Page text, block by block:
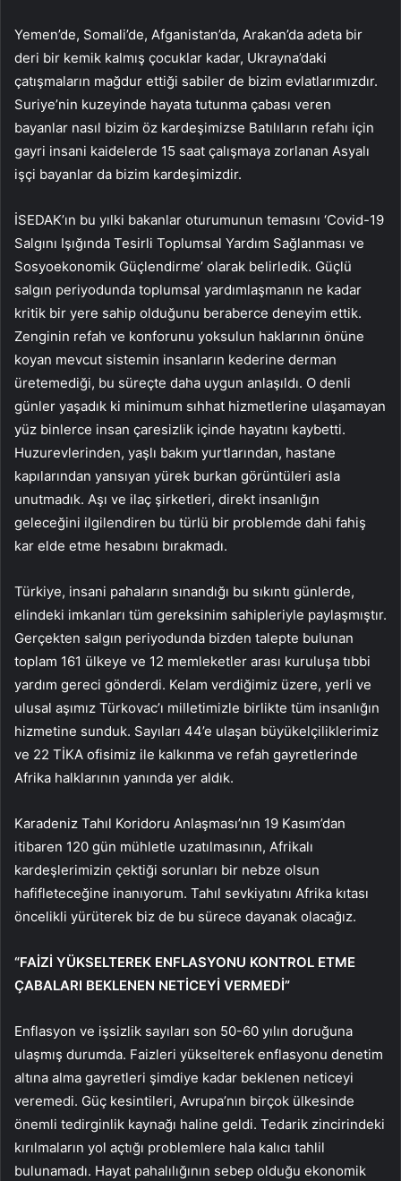
Yemen’de, Somali’de, Afganistan’da, Arakan’da adeta bir
deri bir kemik kalmış çocuklar kadar, Ukrayna’daki
çatışmaların mağdur ettiği sabiler de bizim evlatlarımızdır.
Suriye’nin kuzeyinde hayata tutunma çabası veren
bayanlar nasıl bizim öz kardeşimizse Batılıların refahı için
gayri insani kaidelerde 15 saat çalışmaya zorlanan Asyalı
işçi bayanlar da bizim kardeşimizdir.
İSEDAK’ın bu yılki bakanlar oturumunun temasını ‘Covid-19
Salgını Işığında Tesirli Toplumsal Yardım Sağlanması ve
Sosyoekonomik Güçlendirme’ olarak belirledik. Güçlü
salgın periyodunda toplumsal yardımlaşmanın ne kadar
kritik bir yere sahip olduğunu beraberce deneyim ettik.
Zenginin refah ve konforunu yoksulun haklarının önüne
koyan mevcut sistemin insanların kederine derman
üretemediği, bu süreçte daha uygun anlaşıldı. O denli
günler yaşadık ki minimum sıhhat hizmetlerine ulaşamayan
yüz binlerce insan çaresizlik içinde hayatını kaybetti.
Huzurevlerinden, yaşlı bakım yurtlarından, hastane
kapılarından yansıyan yürek burkan görüntüleri asla
unutmadık. Aşı ve ilaç şirketleri, direkt insanlığın
geleceğini ilgilendiren bu türlü bir problemde dahi fahiş
kar elde etme hesabını bırakmadı.
Türkiye, insani pahaların sınandığı bu sıkıntı günlerde,
elindeki imkanları tüm gereksinim sahipleriyle paylaşmıştır.
Gerçekten salgın periyodunda bizden talepte bulunan
toplam 161 ülkeye ve 12 memleketler arası kuruluşa tıbbi
yardım gereci gönderdi. Kelam verdiğimiz üzere, yerli ve
ulusal aşımız Türkovac’ı milletimizle birlikte tüm insanlığın
hizmetine sunduk. Sayıları 44’e ulaşan büyükelçiliklerimiz
ve 22 TİKA ofisimiz ile kalkınma ve refah gayretlerinde
Afrika halklarının yanında yer aldık.
Karadeniz Tahıl Koridoru Anlaşması’nın 19 Kasım’dan
itibaren 120 gün mühletle uzatılmasının, Afrikalı
kardeşlerimizin çektiği sorunları bir nebze olsun
hafifleteceğine inanıyorum. Tahıl sevkiyatını Afrika kıtası
öncelikli yürüterek biz de bu sürece dayanak olacağız.
“FAİZİ YÜKSELTEREK ENFLASYONU KONTROL ETME
ÇABALARI BEKLENEN NETİCEYİ VERMEDİ”
Enflasyon ve işsizlik sayıları son 50-60 yılın doruğuna
ulaşmış durumda. Faizleri yükselterek enflasyonu denetim
altına alma gayretleri şimdiye kadar beklenen neticeyi
veremedi. Güç kesintileri, Avrupa’nın birçok ülkesinde
önemli tedirginlik kaynağı haline geldi. Tedarik zincirindeki
kırılmaların yol açtığı problemlere hala kalıcı tahlil
bulunamadı. Hayat pahalılığının sebep olduğu ekonomik